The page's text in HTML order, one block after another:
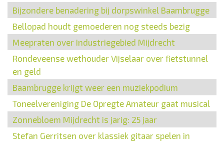
Bijzondere benadering bij dorpswinkel Baambrugge
Bellopad houdt gemoederen nog steeds bezig
Meepraten over Industriegebied Mijdrecht
Rondeveense wethouder Vijselaar over fietstunnel
en geld
Baambrugge krijgt weer een muziekpodium
Toneelvereniging De Opregte Amateur gaat musical
Zonnebloem Mijdrecht is jarig: 25 jaar
Stefan Gerritsen over klassiek gitaar spelen in